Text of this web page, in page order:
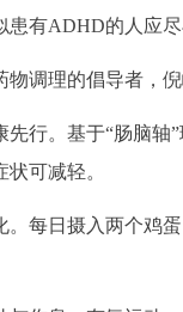
患有ADHD的人应
物调理的倡导者，
先行。基于“肠脑轴
可减轻。
。每日摄入两个鸡